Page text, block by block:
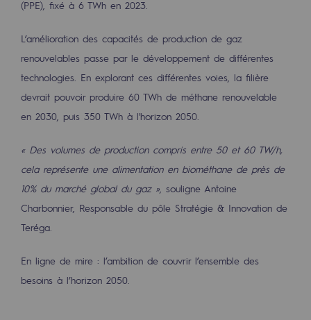
Santé et sécurité au travail
Sécurité industrielle
Gouvernance responsable
CADRE, le programme gouvernance
Organisation
Éthique et conformité
Achats responsables
Fonds de dotation
(PPE), fixé à 6 TWh en 2023.
L’amélioration des capacités de production de gaz
renouvelables passe par le développement de différentes
technologies. En explorant ces différentes voies, la filière
devrait pouvoir produire 60 TWh de méthane renouvelable
en 2030, puis 350 TWh à l'horizon 2050.
« Des volumes de production compris entre 50 et 60 TW/h,
cela représente une alimentation en biométhane de près de
10% du marché global du gaz » , souligne Antoine
Charbonnier, Responsable du pôle Stratégie & Innovation de
Teréga.
En ligne de mire : l’ambition de couvrir l’ensemble des
besoins à l’horizon 2050.